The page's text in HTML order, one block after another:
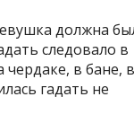
должна
следовало в
в бане,
гадать не